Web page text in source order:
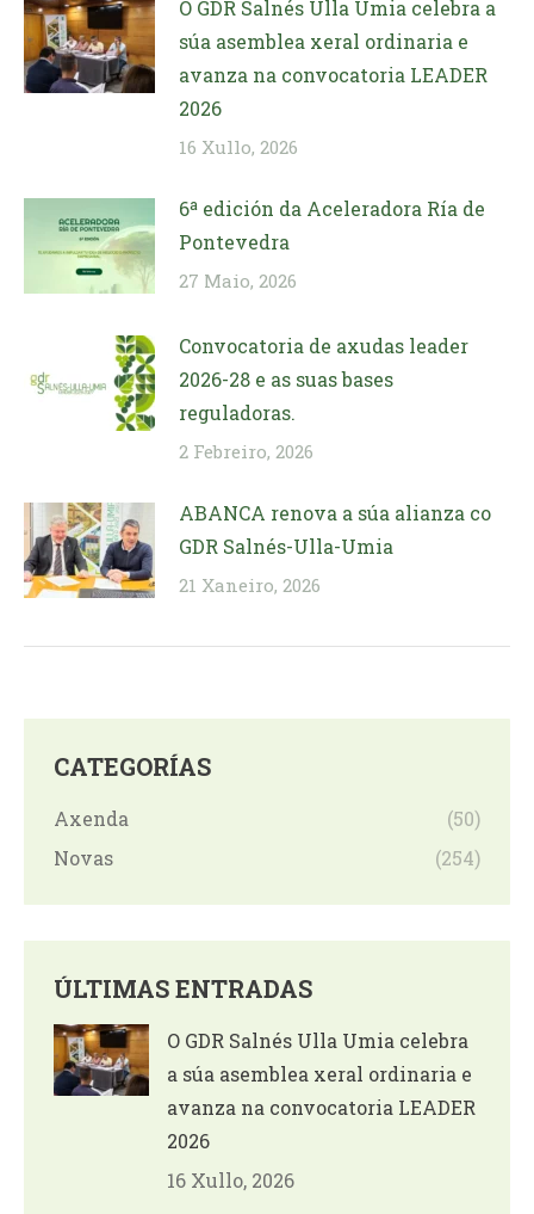
O GDR Salnés Ulla Umia celebra a
súa asemblea xeral ordinaria e
avanza na convocatoria LEADER
2026
16 Xullo, 2026
6ª edición da Aceleradora Ría de
Pontevedra
27 Maio, 2026
Convocatoria de axudas leader
2026-28 e as suas bases
reguladoras.
2 Febreiro, 2026
ABANCA renova a súa alianza co
GDR Salnés-Ulla-Umia
21 Xaneiro, 2026
CATEGORÍAS
Axenda
(50)
Novas
(254)
ÚLTIMAS ENTRADAS
O GDR Salnés Ulla Umia celebra
a súa asemblea xeral ordinaria e
avanza na convocatoria LEADER
2026
16 Xullo, 2026